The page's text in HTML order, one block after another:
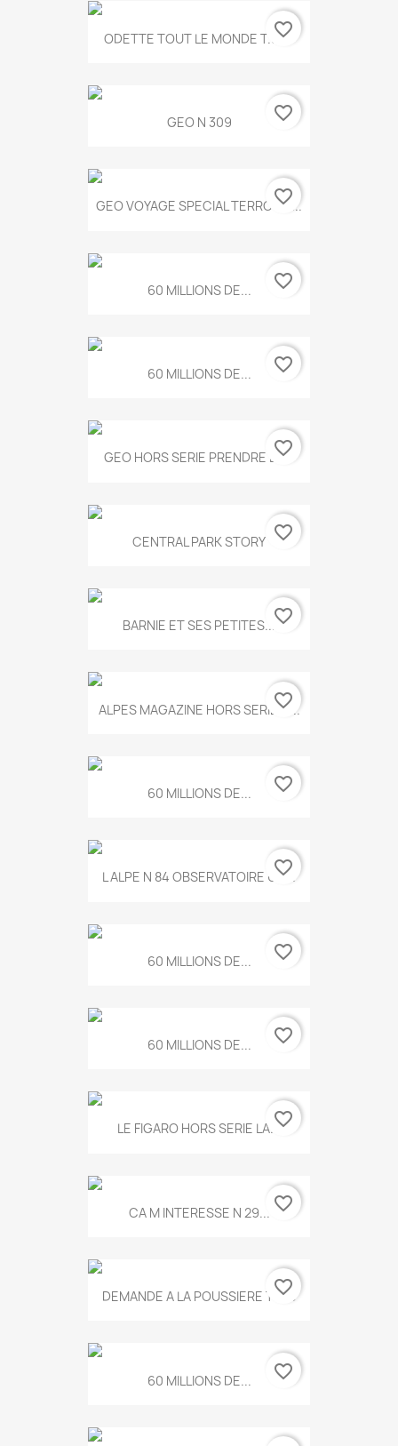
ODETTE TOUT LE MONDE T.546
favorite_border
GEO N 309 favorite_border
GEO VOYAGE SPECIAL TERROIRS...
favorite_border
60 MILLIONS DE... favorite_border
60 MILLIONS DE... favorite_border
GEO HORS SERIE PRENDRE LE...
favorite_border
CENTRAL PARK STORY favorite_border
BARNIE ET SES PETITES...favorite_border
ALPES MAGAZINE HORS SERIE N...
favorite_border
60 MILLIONS DE... favorite_border
L ALPE N 84 OBSERVATOIRE UN...
favorite_border
60 MILLIONS DE... favorite_border
60 MILLIONS DE... favorite_border
LE FIGARO HORS SERIE LA...favorite_border
CA M INTERESSE N 29... favorite_border
DEMANDE A LA POUSSIERE T.778
favorite_border
60 MILLIONS DE... favorite_border